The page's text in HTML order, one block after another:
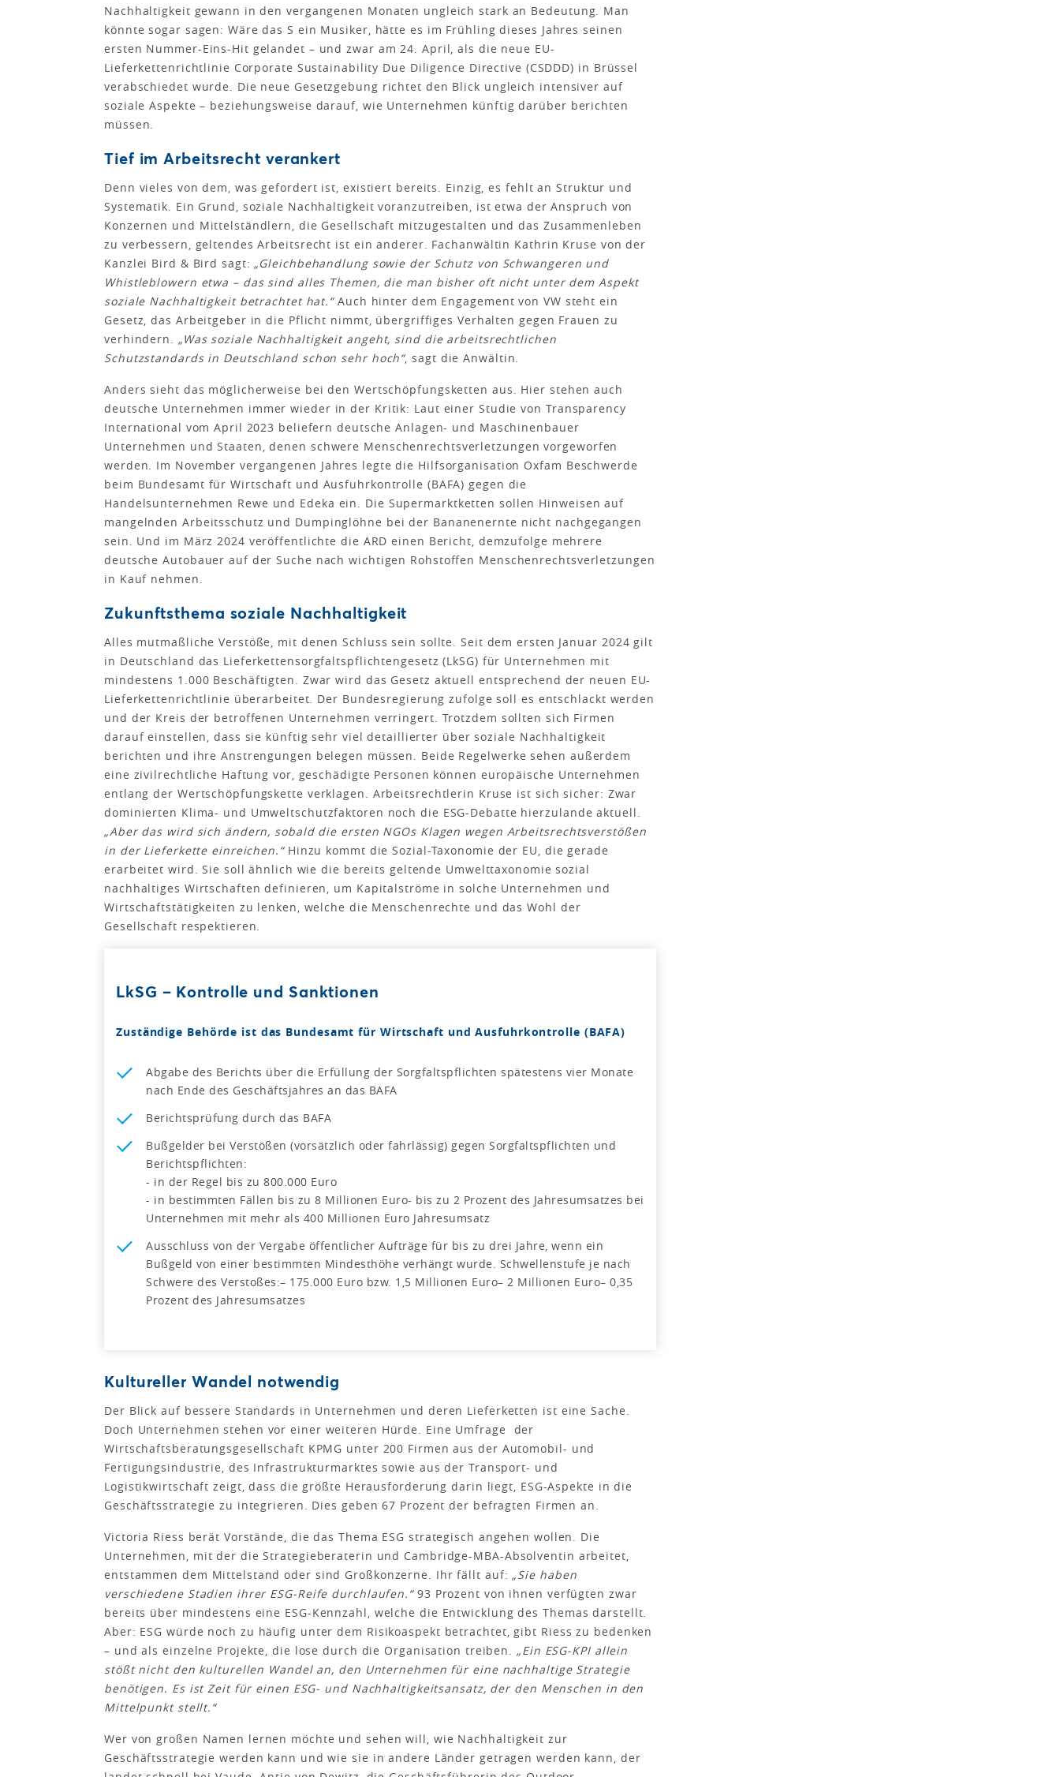
Nachhaltigkeit gewann in den vergangenen Monaten ungleich stark an Bedeutung. Man
könnte sogar sagen: Wäre das S ein Musiker, hätte es im Frühling dieses Jahres seinen
ersten Nummer-Eins-Hit gelandet – und zwar am 24. April, als die neue EU-
Lieferkettenrichtlinie Corporate Sustainability Due Diligence Directive (CSDDD) in Brüssel
verabschiedet wurde. Die neue Gesetzgebung richtet den Blick ungleich intensiver auf
soziale Aspekte – beziehungsweise darauf, wie Unternehmen künftig darüber berichten
müssen.
Tief im Arbeitsrecht verankert
Denn vieles von dem, was gefordert ist, existiert bereits. Einzig, es fehlt an Struktur und
Systematik. Ein Grund, soziale Nachhaltigkeit voranzutreiben, ist etwa der Anspruch von
Konzernen und Mittelständlern, die Gesellschaft mitzugestalten und das Zusammenleben
zu verbessern, geltendes Arbeitsrecht ist ein anderer. Fachanwältin Kathrin Kruse von der
Kanzlei Bird & Bird sagt:„Gleichbehandlung sowie der Schutz von Schwangeren und
Whistleblowern etwa – das sind alles Themen, die man bisher oft nicht unter dem Aspekt
soziale Nachhaltigkeit betrachtet hat.“Auch hinter dem Engagement von VW steht ein
Gesetz, das Arbeitgeber in die Pflicht nimmt, übergriffiges Verhalten gegen Frauen zu
verhindern. „Was soziale Nachhaltigkeit angeht, sind die arbeitsrechtlichen
Schutzstandards in Deutschland schon sehr hoch“, sagt die Anwältin.
Anders sieht das möglicherweise bei den Wertschöpfungsketten aus. Hier stehen auch
deutsche Unternehmen immer wieder in der Kritik: Laut einer Studie von Transparency
International vom April 2023 beliefern deutsche Anlagen- und Maschinenbauer
Unternehmen und Staaten, denen schwere Menschenrechtsverletzungen vorgeworfen
werden. Im November vergangenen Jahres legte die Hilfsorganisation Oxfam Beschwerde
beim Bundesamt für Wirtschaft und Ausfuhrkontrolle (BAFA) gegen die
Handelsunternehmen Rewe und Edeka ein. Die Supermarktketten sollen Hinweisen auf
mangelnden Arbeitsschutz und Dumpinglöhne bei der Bananenernte nicht nachgegangen
sein. Und im März 2024 veröffentlichte die ARD einen Bericht, demzufolge mehrere
deutsche Autobauer auf der Suche nach wichtigen Rohstoffen Menschenrechtsverletzungen
in Kauf nehmen.
Zukunftsthema soziale Nachhaltigkeit
Alles mutmaßliche Verstöße, mit denen Schluss sein sollte. Seit dem ersten Januar 2024 gilt
in Deutschland das Lieferkettensorgfaltspflichtengesetz (LkSG) für Unternehmen mit
mindestens 1.000 Beschäftigten. Zwar wird das Gesetz aktuell entsprechend der neuen EU-
Lieferkettenrichtlinie überarbeitet. Der Bundesregierung zufolge soll es entschlackt werden
und der Kreis der betroffenen Unternehmen verringert. Trotzdem sollten sich Firmen
darauf einstellen, dass sie künftig sehr viel detaillierter über soziale Nachhaltigkeit
berichten und ihre Anstrengungen belegen müssen. Beide Regelwerke sehen außerdem
eine zivilrechtliche Haftung vor, geschädigte Personen können europäische Unternehmen
entlang der Wertschöpfungskette verklagen. Arbeitsrechtlerin Kruse ist sich sicher: Zwar
dominierten Klima- und Umweltschutzfaktoren noch die ESG-Debatte hierzulande aktuell.
„Aber das wird sich ändern, sobald die ersten NGOs Klagen wegen Arbeitsrechtsverstößen
in der Lieferkette einreichen.“Hinzu kommt die Sozial-Taxonomie der EU, die gerade
erarbeitet wird. Sie soll ähnlich wie die bereits geltende Umwelttaxonomie sozial
nachhaltiges Wirtschaften definieren, um Kapitalströme in solche Unternehmen und
Wirtschaftstätigkeiten zu lenken, welche die Menschenrechte und das Wohl der
Gesellschaft respektieren.
LkSG – Kontrolle und Sanktionen
Zuständige Behörde ist das Bundesamt für Wirtschaft und Ausfuhrkontrolle (BAFA)
Abgabe des Berichts über die Erfüllung der Sorgfaltspflichten spätestens vier Monate
nach Ende des Geschäftsjahres an das BAFA
Berichtsprüfung durch das BAFA
Bußgelder bei Verstößen (vorsätzlich oder fahrlässig) gegen Sorgfaltspflichten und
Berichtspflichten:
- in der Regel bis zu 800.000 Euro
- in bestimmten Fällen bis zu 8 Millionen Euro- bis zu 2 Prozent des Jahresumsatzes bei
Unternehmen mit mehr als 400 Millionen Euro Jahresumsatz
Ausschluss von der Vergabe öffentlicher Aufträge für bis zu drei Jahre, wenn ein
Bußgeld von einer bestimmten Mindesthöhe verhängt wurde. Schwellenstufe je nach
Schwere des Verstoßes:– 175.000 Euro bzw. 1,5 Millionen Euro– 2 Millionen Euro– 0,35
Prozent des Jahresumsatzes
Kultureller Wandel notwendig
Der Blick auf bessere Standards in Unternehmen und deren Lieferketten ist eine Sache.
Doch Unternehmen stehen vor einer weiteren Hürde. Eine Umfrage der
Wirtschaftsberatungsgesellschaft KPMG unter 200 Firmen aus der Automobil- und
Fertigungsindustrie, des Infrastrukturmarktes sowie aus der Transport- und
Logistikwirtschaft zeigt, dass die größte Herausforderung darin liegt, ESG-Aspekte in die
Geschäftsstrategie zu integrieren. Dies geben 67 Prozent der befragten Firmen an.
Victoria Riess berät Vorstände, die das Thema ESG strategisch angehen wollen. Die
Unternehmen, mit der die Strategieberaterin und Cambridge-MBA-Absolventin arbeitet,
entstammen dem Mittelstand oder sind Großkonzerne. Ihr fällt auf:„Sie haben
verschiedene Stadien ihrer ESG-Reife durchlaufen.“ 93 Prozent von ihnen verfügten zwar
bereits über mindestens eine ESG-Kennzahl, welche die Entwicklung des Themas darstellt.
Aber: ESG würde noch zu häufig unter dem Risikoaspekt betrachtet, gibt Riess zu bedenken
– und als einzelne Projekte, die lose durch die Organisation treiben. „Ein ESG-KPI allein
stößt nicht den kulturellen Wandel an, den Unternehmen für eine nachhaltige Strategie
benötigen. Es ist Zeit für einen ESG- und Nachhaltigkeitsansatz, der den Menschen in den
Mittelpunkt stellt.“
Wer von großen Namen lernen möchte und sehen will, wie Nachhaltigkeit zur
Geschäftsstrategie werden kann und wie sie in andere Länder getragen werden kann, der